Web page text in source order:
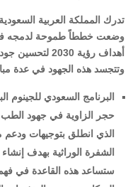
تدرك المملكة العربية
وضعت خططاً طموحة لدمجه في
أهداف رؤية
وتتجسد هذه الجهود في عدة
البرنامج السعودي للجينوم
حجر الزاوية في جهود الطب
الذي انطلق بتوجيهات
الشفرة الوراثية بهدف
ستساعد هذه القاعدة في